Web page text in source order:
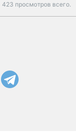
423 просмотров всего.